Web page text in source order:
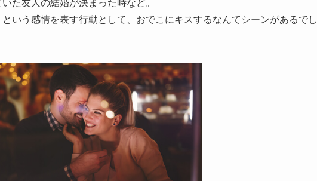
た友人の結婚が決まった時など。
いう感情を表す行動として、おでこにキスするなんてシーンがあるでし